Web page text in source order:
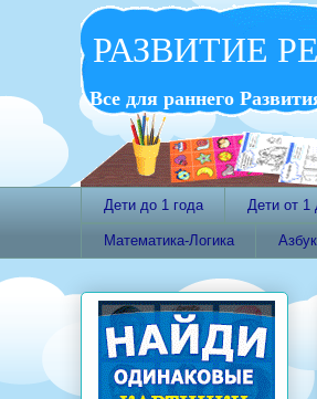
РАЗВИТИЕ
Все для раннего
Дети до 1 года Дети от 1
Математика-Логика